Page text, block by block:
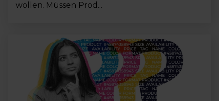
wollen. Müssen Prod...